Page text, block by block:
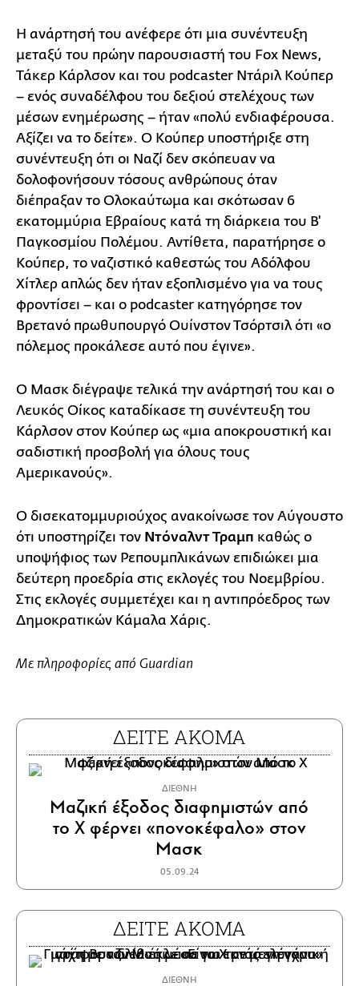
Η ανάρτησή του ανέφερε ότι μια συνέντευξη
μεταξύ του πρώην παρουσιαστή του Fox News,
Τάκερ Κάρλσον και του podcaster Ντάριλ Κούπερ
– ενός συναδέλφου του δεξιού στελέχους των
μέσων ενημέρωσης – ήταν «πολύ ενδιαφέρουσα.
Αξίζει να το δείτε». Ο Κούπερ υποστήριξε στη
συνέντευξη ότι οι Ναζί δεν σκόπευαν να
δολοφονήσουν τόσους ανθρώπους όταν
διέπραξαν το Ολοκαύτωμα και σκότωσαν 6
εκατομμύρια Εβραίους κατά τη διάρκεια του Β'
Παγκοσμίου Πολέμου. Αντίθετα, παρατήρησε ο
Κούπερ, το ναζιστικό καθεστώς του Αδόλφου
Χίτλερ απλώς δεν ήταν εξοπλισμένο για να τους
φροντίσει – και ο podcaster κατηγόρησε τον
Βρετανό πρωθυπουργό Ουίνστον Τσόρτσιλ ότι «ο
πόλεμος προκάλεσε αυτό που έγινε».
Ο Μασκ διέγραψε τελικά την ανάρτησή του και ο
Λευκός Οίκος καταδίκασε τη συνέντευξη του
Κάρλσον στον Κούπερ ως «μια αποκρουστική και
σαδιστική προσβολή για όλους τους
Αμερικανούς».
Ο δισεκατομμυριούχος ανακοίνωσε τον Αύγουστο
ότι υποστηρίζει τον Ντόναλντ Τραμπ καθώς ο
υποψήφιος των Ρεπουμπλικάνων επιδιώκει μια
δεύτερη προεδρία στις εκλογές του Νοεμβρίου.
Στις εκλογές συμμετέχει και η αντιπρόεδρος των
Δημοκρατικών Κάμαλα Χάρις.
Με πληροφορίες από Guardian
ΔΕΙΤΕ ΑΚΟΜΑ
ΔΙΕΘΝΗ
Μαζική έξοδος διαφημιστών από
το Χ φέρνει «πονοκέφαλο» στον
Μασκ
05.09.24
ΔΕΙΤΕ ΑΚΟΜΑ
ΔΙΕΘΝΗ